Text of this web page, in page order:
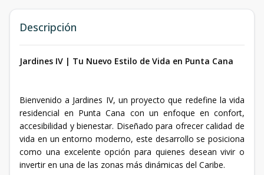
Descripción
Jardines IV | Tu Nuevo Estilo de Vida en Punta Cana
Bienvenido a Jardines IV, un proyecto que redefine la vida
residencial en Punta Cana con un enfoque en confort,
accesibilidad y bienestar. Diseñado para ofrecer calidad de
vida en un entorno moderno, este desarrollo se posiciona
como una excelente opción para quienes desean vivir o
invertir en una de las zonas más dinámicas del Caribe.